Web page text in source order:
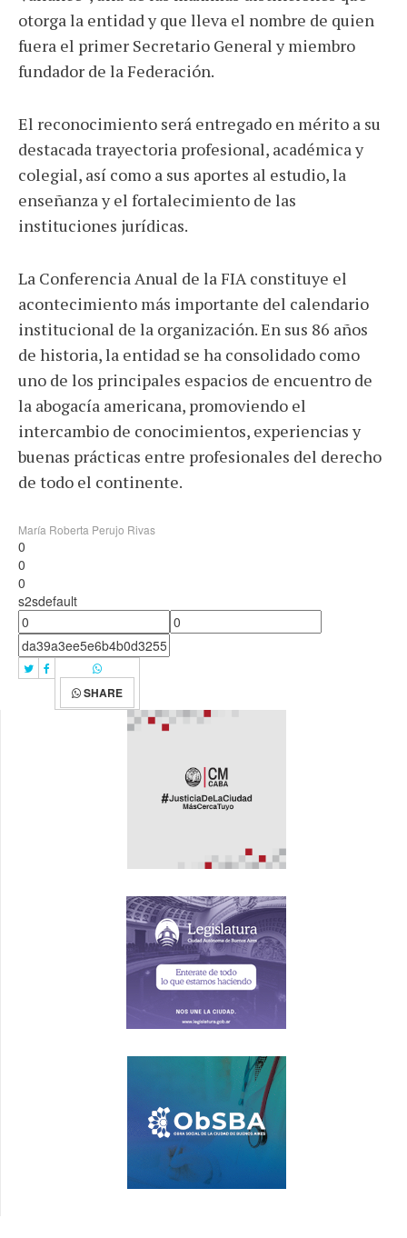
otorga la entidad y que lleva el nombre de quien
fuera el primer Secretario General y miembro
fundador de la Federación.
El reconocimiento será entregado en mérito a su
destacada trayectoria profesional, académica y
colegial, así como a sus aportes al estudio, la
enseñanza y el fortalecimiento de las
instituciones jurídicas.
La Conferencia Anual de la FIA constituye el
acontecimiento más importante del calendario
institucional de la organización. En sus 86 años
de historia, la entidad se ha consolidado como
uno de los principales espacios de encuentro de
la abogacía americana, promoviendo el
intercambio de conocimientos, experiencias y
buenas prácticas entre profesionales del derecho
de todo el continente.
María Roberta Perujo Rivas
0
0
0
s2sdefault
SHARE